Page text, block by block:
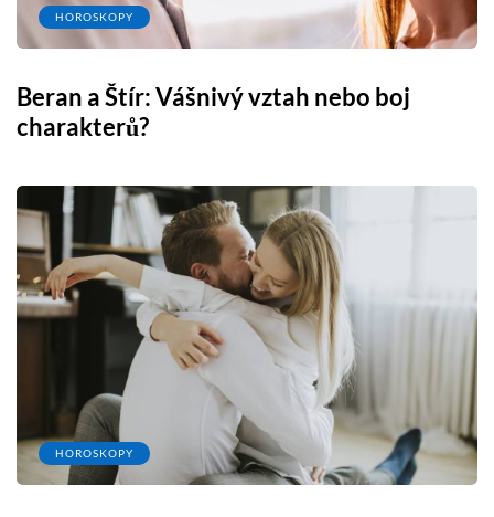
HOROSKOPY
Beran a Štír: Vášnivý vztah nebo boj
charakterů?
HOROSKOPY